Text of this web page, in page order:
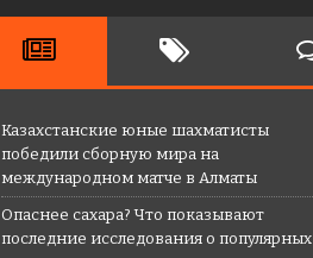
Казахстанские юные шахматисты
победили сборную мира на
международном матче в Алматы
Опаснее сахара? Что показывают
последние исследования о популярных